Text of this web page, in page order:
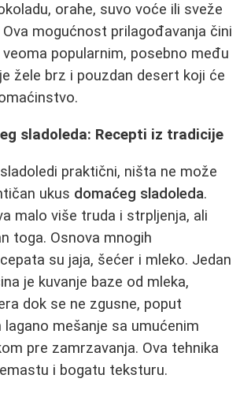
orahe, suvo voće ili sveže
mogućnost prilagođavanja čini
popularnim, posebno među
žele brz i pouzdan desert koji će
sladoleda: Recepti iz tradicije
praktični, ništa ne može
ukus domaćeg sladoleda.
malo više truda i strpljenja, ali
toga. Osnova mnogih
su jaja, šećer i mleko. Jedan
je kuvanje baze od mleka,
dok se ne zgusne, poput
lagano mešanje sa umućenim
pre zamrzavanja. Ova tehnika
i bogatu teksturu.